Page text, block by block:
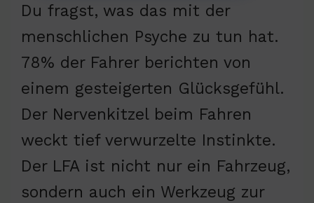
Du fragst, was das mit der
menschlichen Psyche zu tun hat.
78% der Fahrer berichten von
einem gesteigerten Glücksgefühl.
Der Nervenkitzel beim Fahren
weckt tief verwurzelte Instinkte.
Der LFA ist nicht nur ein Fahrzeug,
sondern auch ein Werkzeug zur